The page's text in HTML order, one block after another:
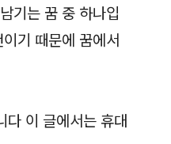
기는 꿈 중 하나입
기 때문에 꿈에서
다 이 글에서는 휴대